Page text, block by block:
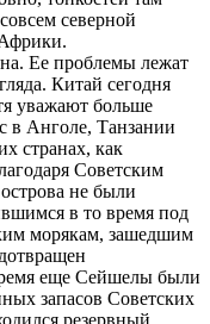
северной
Ее проблемы лежат
Китай сегодня
уважают больше
в Анголе, Танзании
странах, как
Советским
не были
в то время под
морякам, зашедшим
еще Сейшелы были
запасов Советских
резервный